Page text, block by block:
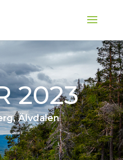
2023
Älvdalen